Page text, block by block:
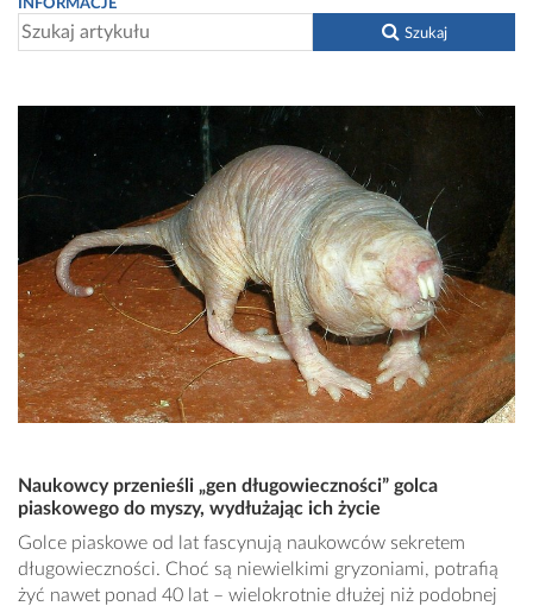
INFORMACJE
Szukaj
Naukowcy przenieśli „gen długowieczności” golca
piaskowego do myszy, wydłużając ich życie
Golce piaskowe od lat fascynują naukowców sekretem
długowieczności. Choć są niewielkimi gryzoniami, potrafią
żyć nawet ponad 40 lat – wielokrotnie dłużej niż podobnej